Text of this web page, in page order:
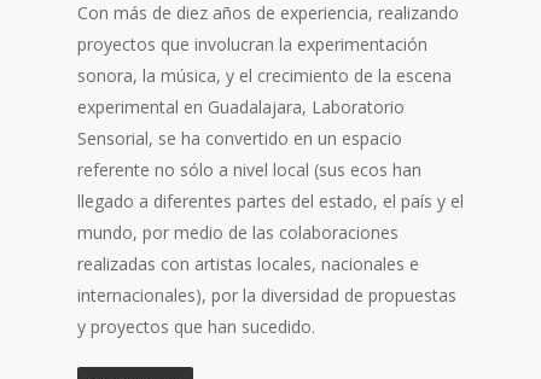
Con más de diez años de experiencia, realizando
proyectos que involucran la experimentación
sonora, la música, y el crecimiento de la escena
experimental en Guadalajara, Laboratorio
Sensorial, se ha convertido en un espacio
referente no sólo a nivel local (sus ecos han
llegado a diferentes partes del estado, el país y el
mundo, por medio de las colaboraciones
realizadas con artistas locales, nacionales e
internacionales), por la diversidad de propuestas
y proyectos que han sucedido.